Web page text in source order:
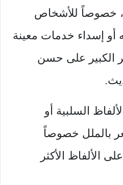
خصوصاً للأشخاص
أو إسداء خدمات معينة
الكبير على حسن
السلبية أو
بالملل خصوصاً
الألفاظ الأكثر